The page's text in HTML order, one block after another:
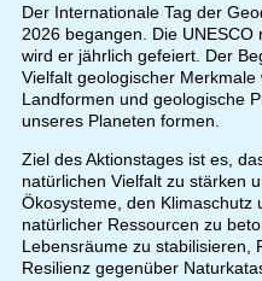
Der Internationale Tag der
2026 begangen. Die
wird er jährlich gefeiert. Der
Vielfalt geologischer Merkmale
Landformen und geologische
unseres Planeten formen.
Ziel des Aktionstages ist es,
natürlichen Vielfalt zu stärken
Ökosysteme, den Klimaschutz
natürlicher Ressourcen zu
Lebensräume zu stabilisieren,
Resilienz gegenüber